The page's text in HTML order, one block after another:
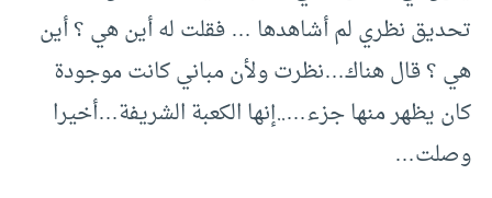
تحديق نظري لم أشاهدها … فقلت له أين هي ؟ أين
هي ؟ قال هناك…نظرت ولأن مباني كانت موجودة
كان يظهر منها جزء…..إنها الكعبة الشريفة…أخيرا
وصلت…